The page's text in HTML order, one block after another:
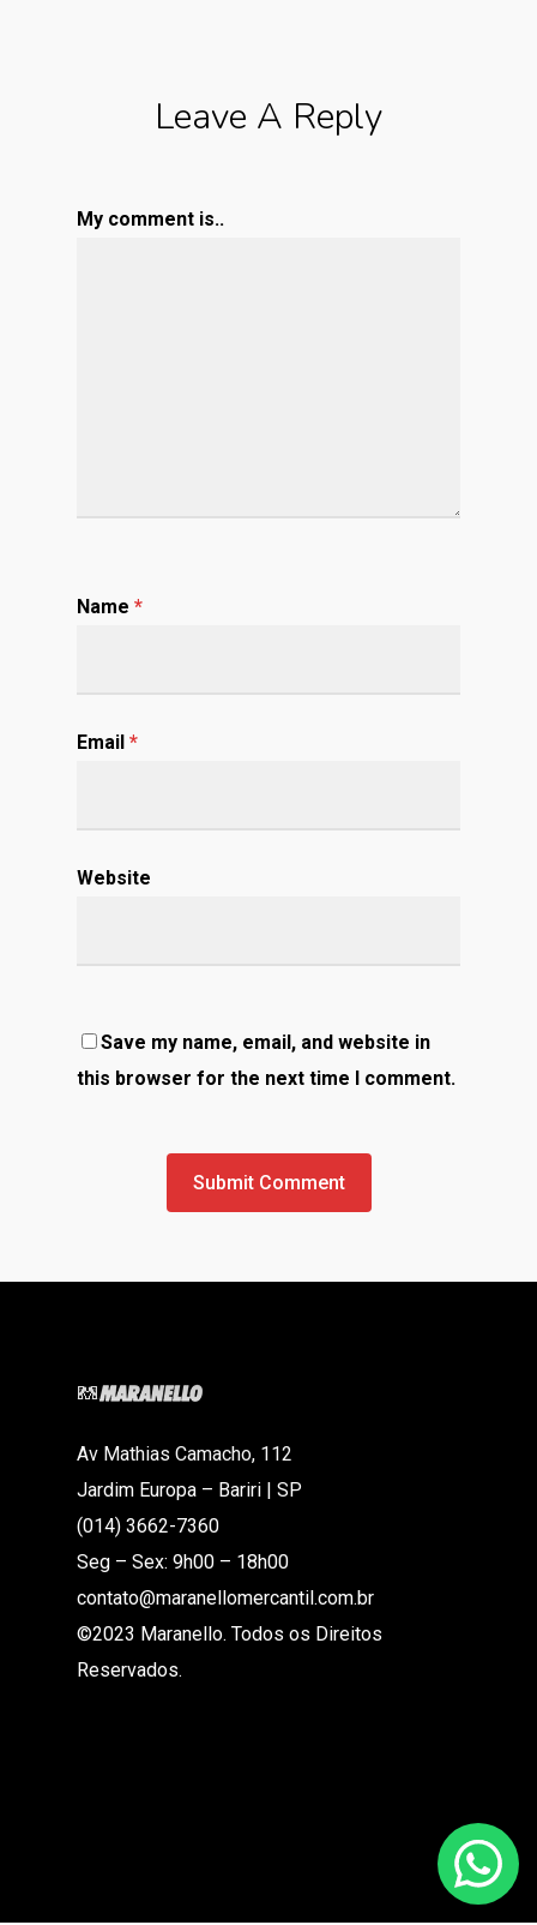
Leave A Reply
My comment is..
Name *
Email *
Website
Save my name, email, and website in
this browser for the next time I comment.
Av Mathias Camacho, 112
Jardim Europa – Bariri | SP
(014) 3662-7360
Seg – Sex: 9h00 – 18h00
contato@maranellomercantil.com.br
©2023 Maranello. Todos os Direitos
Reservados.